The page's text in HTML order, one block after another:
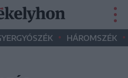
• HÁROMSZÉK •